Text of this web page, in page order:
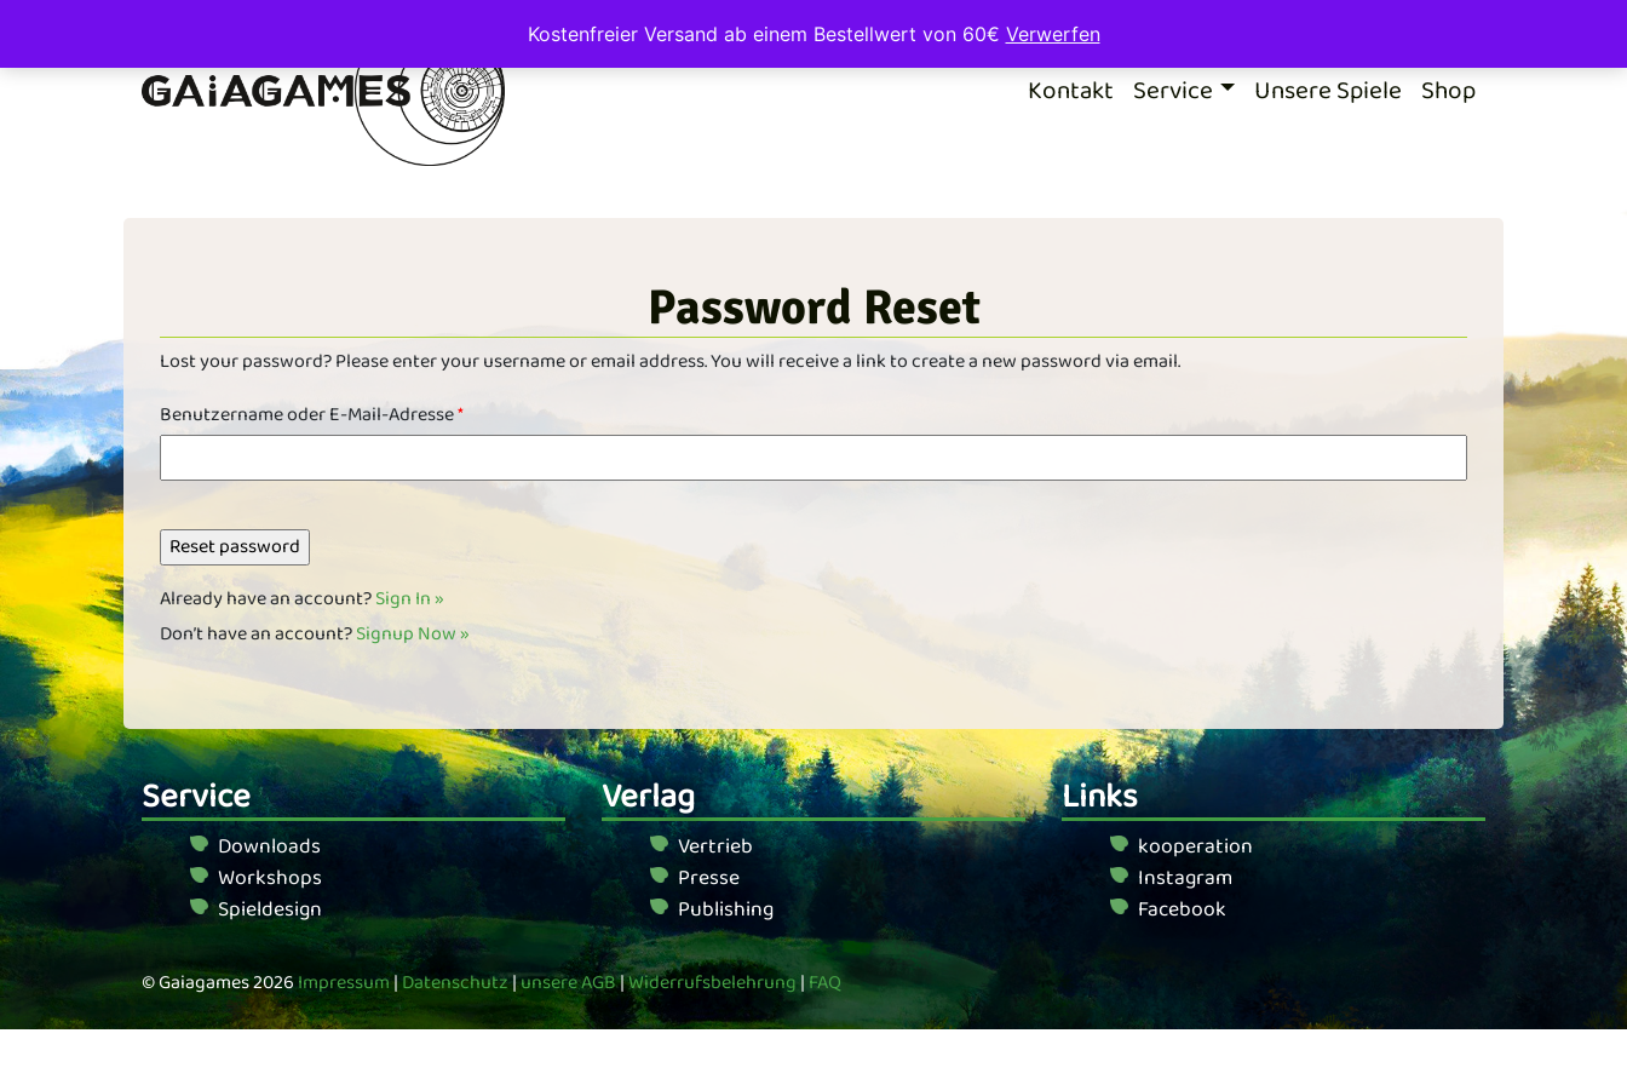
Kostenfreier Versand ab einem Bestellwert von 60€ Verwerfen
Main Navigation Kontakt Service Unsere Spiele Shop
Password Reset
Lost your password? Please enter your username or email address. You will receive a link to create a new password via email.
Benutzername oder E-Mail-Adresse*
Already have an account?Sign In »
Don’t have an account?Signup Now »
Service
Downloads
Workshops
Spieldesign
Verlag
Vertrieb
Presse
Publishing
Links
kooperation
Instagram
Facebook
© Gaiagames 2026Impressum|Datenschutz|unsere AGB|Widerrufsbelehrung | FAQ